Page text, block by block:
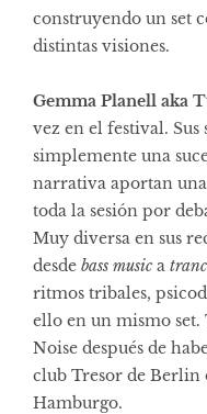
construyendo un set
distintas visiones.
Gemma Planell aka
vez en el festival. Sus
simplemente una
narrativa aportan
toda la sesión por
Muy diversa en sus
desde bass music a
ritmos tribales,
ello en un mismo set.
Noise después de
club Tresor de Berlin
Hamburgo.